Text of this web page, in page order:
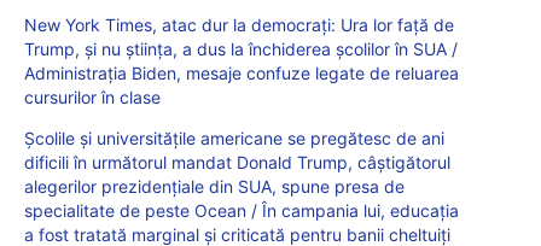
New York Times, atac dur la democrați: Ura lor față de
Trump, și nu știința, a dus la închiderea școlilor în SUA /
Administrația Biden, mesaje confuze legate de reluarea
cursurilor în clase
Școlile și universitățile americane se pregătesc de ani
dificili în următorul mandat Donald Trump, câștigătorul
alegerilor prezidențiale din SUA, spune presa de
specialitate de peste Ocean / În campania lui, educația
a fost tratată marginal și criticată pentru banii cheltuiți